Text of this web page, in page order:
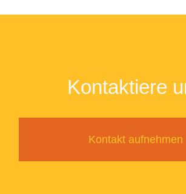
Kontaktiere
Kontakt aufnehmen